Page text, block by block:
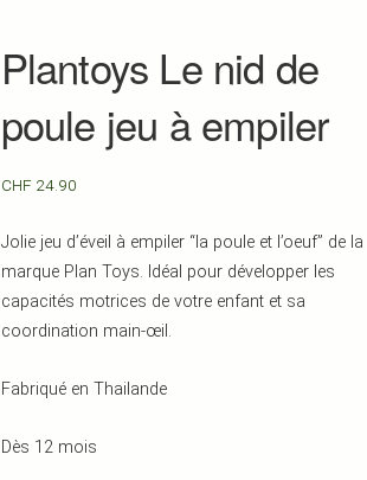
Plantoys Le nid de
poule jeu à empiler
CHF 24.90
Jolie jeu d’éveil à empiler “la poule et l’oeuf” de la
marque Plan Toys. Idéal pour développer les
capacités motrices de votre enfant et sa
coordination main-œil.
Fabriqué en Thailande
Dès 12 mois